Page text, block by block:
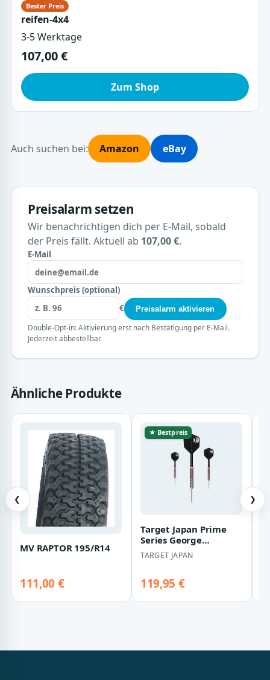
reifen-4x4
3-5 Werktage
107,00 €
Zum Shop
Auch suchen bei: Amazon eBay
Preisalarm setzen
Wir benachrichtigen dich per E-Mail, sobald
der Preis fällt. Aktuell ab 107,00 €.
E-Mail
Wunschpreis (optional)
€
Preisalarm aktivieren
Double-Opt-in: Aktivierung erst nach Bestätigung per E-Mail.
Jederzeit abbestellbar.
Ähnliche Produkte
❮
MV RAPTOR 195/R14
111,00 €
★ Bestpreis
Target Japan Prime
Series George
Nishitani Raptor GEN6
Swiss Point Ste…
TARGET JAPAN
119,95 €
❯